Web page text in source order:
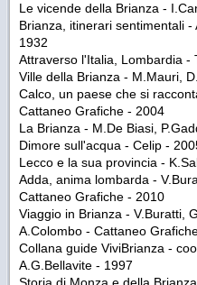
Le vicende della Brianza -
Brianza, itinerari sentimentali
1932
Attraverso l'Italia, Lombardia -
Ville della Brianza - M.Mauri,
Calco, un paese che si
Cattaneo Grafiche - 2004
La Brianza - M.De Biasi,
Dimore sull'acqua - Celip -
Lecco e la sua provincia -
Adda, anima lombarda -
Cattaneo Grafiche - 2010
Viaggio in Brianza - V.Buratti,
A.Colombo - Cattaneo
Collana guide ViviBrianza -
A.G.Bellavite - 1997